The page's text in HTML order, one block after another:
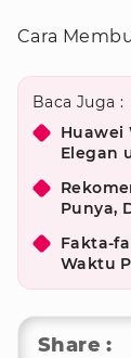
Cara
Baca Juga :
Huawei
Elegan
Punya,
Fakta-
Waktu
Share :